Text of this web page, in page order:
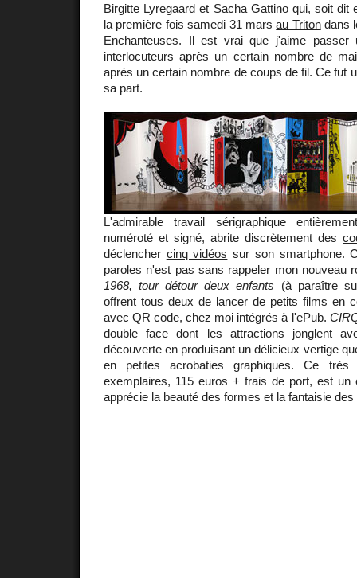
Birgitte Lyregaard et Sacha Gattino qui, soit dit
la première fois samedi 31 marsau Tritondans
Enchanteuses. Il est vrai que j'aime
interlocuteurs après un certain nombre de
après un certain nombre de coups de fil. Ce fut
sa part.
L'admirable travail sérigraphique
numéroté et signé, abrite discrètement des
déclencher cinq vidéos sur son smartphone.
paroles n'est pas sans rappeler mon nouveau
1968, tour détour deux enfants (à paraître
offrent tous deux de lancer de petits films en
avec QR code, chez moi intégrés à l'ePub.
double face dont les attractions jonglent
découverte en produisant un délicieux vertige
en petites acrobaties graphiques. Ce
exemplaires, 115 euros + frais de port, est un
apprécie la beauté des formes et la fantaisie